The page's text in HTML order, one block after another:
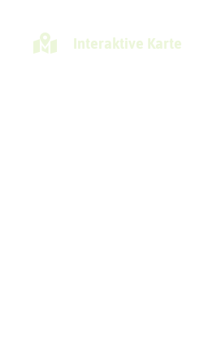
Interaktive Karte